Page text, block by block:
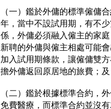
（一）鑑於外傭的標準僱傭
年，當中不設試用期，有不
係，外傭必須融入僱主的家
新聘的外傭與僱主相處可能
加入試用期條款，讓僱傭雙
擔外傭返回原居地的旅費；及
（二）鑑於根據標準合約，
免費醫療，而標準合約並沒